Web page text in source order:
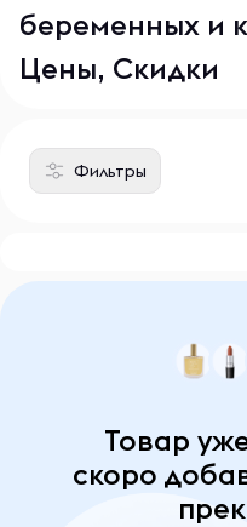
беременных и
Цены, Скидки
Фильтры
Товар
скоро